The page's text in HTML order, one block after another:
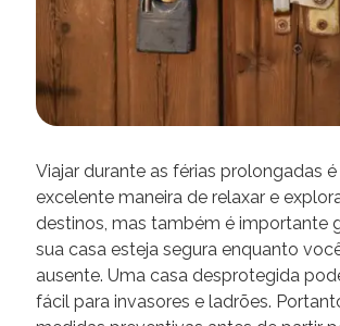
Viajar durante as férias prolongadas
excelente maneira de relaxar e
destinos, mas também é importante
sua casa esteja segura enquanto
ausente. Uma casa desprotegida
fácil para invasores e ladrões.